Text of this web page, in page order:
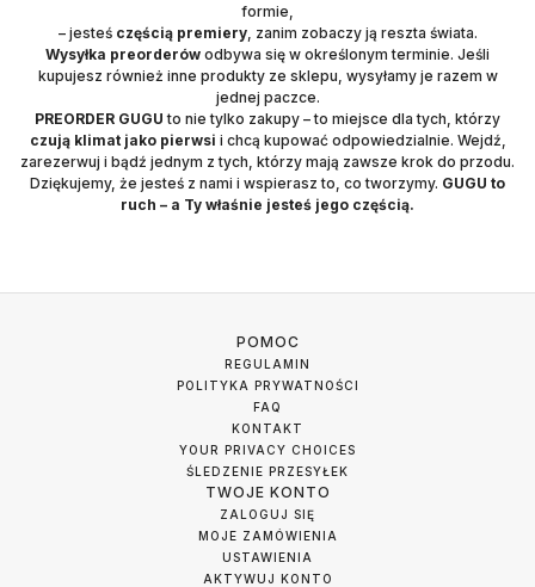
formie,
– jesteś częścią premiery, zanim zobaczy ją reszta świata.
Wysyłka preorderów odbywa się w określonym terminie. Jeśli
kupujesz również inne produkty ze sklepu, wysyłamy je razem w
jednej paczce.
PREORDER GUGU to nie tylko zakupy – to miejsce dla tych, którzy
czują klimat jako pierwsi i chcą kupować odpowiedzialnie. Wejdź,
zarezerwuj i bądź jednym z tych, którzy mają zawsze krok do przodu.
Dziękujemy, że jesteś z nami i wspierasz to, co tworzymy. GUGU to
ruch – a Ty właśnie jesteś jego częścią.
POMOC
REGULAMIN
POLITYKA PRYWATNOŚCI
FAQ
KONTAKT
YOUR PRIVACY CHOICES
ŚLEDZENIE PRZESYŁEK
TWOJE KONTO
ZALOGUJ SIĘ
MOJE ZAMÓWIENIA
USTAWIENIA
AKTYWUJ KONTO